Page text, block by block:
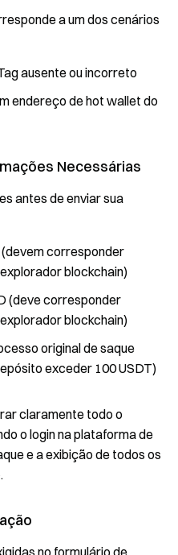
a um dos cenários
ausente ou incorreto
endereço de hot wallet do
Necessárias
antes de enviar sua
corresponder
blockchain)
(deve corresponder
blockchain)
original de saque
exceder 100 USDT)
claramente todo o
o login na plataforma de
e a exibição de todos os